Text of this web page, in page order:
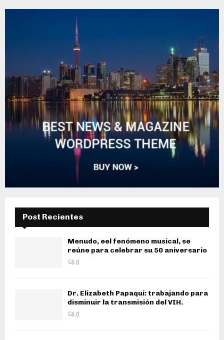
Post Recientes
Menudo, eel fenómeno musical, se
reúne para celebrar su 50 aniversario
0
Dr. Elizabeth Papaqui: trabajando para
disminuir la transmisión del VIH.
0